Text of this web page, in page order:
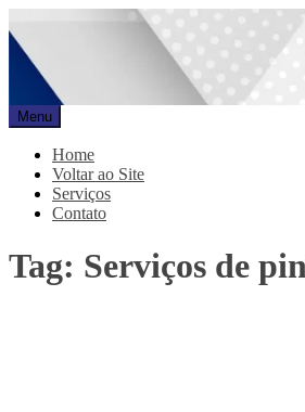
para
conteúdo
Promar
Blog
Menu
Home
Voltar ao Site
Serviços
Contato
Tag: Serviços de